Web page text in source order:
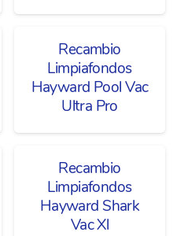
Recambio
Limpiafondos
Hayward Pool Vac
Ultra Pro
Recambio
Limpiafondos
Hayward Shark
Vac Xl